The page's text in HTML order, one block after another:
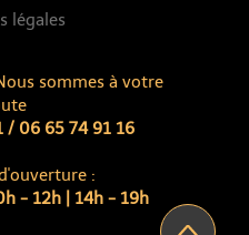
sommes à votre
/ 06 65 74 91 16
:
- 12h | 14h - 19h
légales